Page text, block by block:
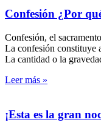
Confesión ¿Por
Confesión, el
La confesión constituye
La cantidad o la
Leer más »
¡Esta es la gran